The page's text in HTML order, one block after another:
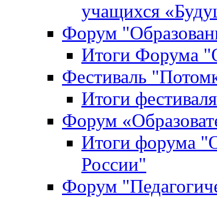
учащихся
Форум
Итоги Форума
Фестиваль
Итоги
Форум
Итоги форума
России"
Форум